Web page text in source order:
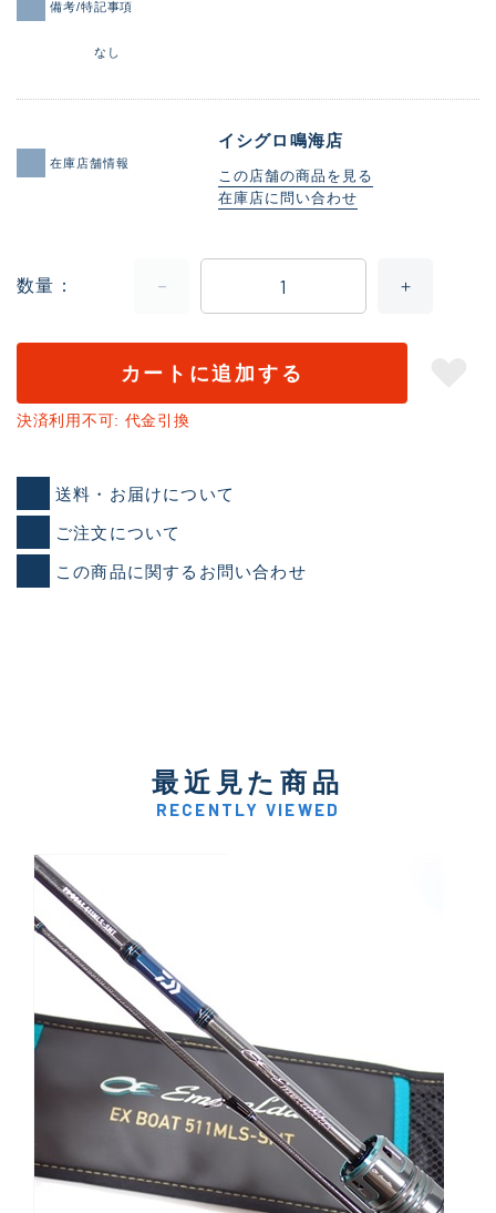
備考/特記事項
なし
在庫店舗情報
イシグロ鳴海店
この店舗の商品を見る
在庫店に問い合わせ
数量
カートに追加する
決済利用不可: 代金引換
送料・お届けについて
ご注文について
この商品に関するお問い合わせ
最近見た商品
RECENTLY VIEWED